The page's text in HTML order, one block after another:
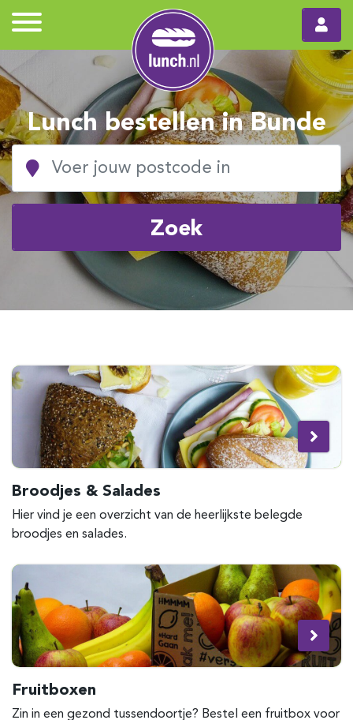
Lunch bestellen in Bunde
Zoek
Broodjes & Salades
Hier vind je een overzicht van de heerlijkste belegde
broodjes en salades.
Fruitboxen
Zin in een gezond tussendoortje? Bestel een fruitbox voor